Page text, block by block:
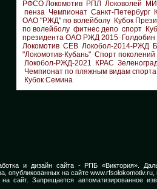
РФСО Локомотив РПЛ Локоволей
пенза Чемпионат Санкт-Петербург
ОАО "РЖД" по волейболу Кубок
по волейболу фитнес депо спорт
президента ОАО РЖД 2015 Голдобин
Локомотив СЕВ Локобол-2014-РЖД
"Локомотив-Кубань" Спорт поколений
Локобол-РЖД-2021
КРАС
Чемпионат по пляжным видам
Кубок Семина
и дизайн сайта - РПБ «Виктория».
опубликованных на сайте www.rfsolokomotiv.ru,
сайт. Запрещается автоматизированное